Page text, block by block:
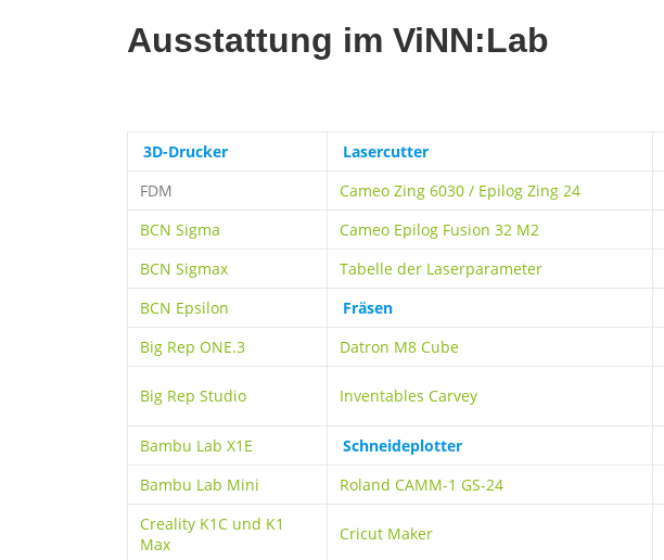
Ausstattung im ViNN:Lab
3D-Drucker Lasercutter
FDM
Cameo Zing 6030 / Epilog Zing 24
BCN Sigma
Cameo Epilog Fusion 32 M2
BCN Sigmax
Tabelle der Laserparameter
BCN Epsilon
Fräsen
Big Rep ONE.3
Datron M8 Cube
Big Rep Studio Inventables Carvey
Bambu Lab X1E
Schneideplotter
Bambu Lab Mini
Roland CAMM-1 GS-24
Creality K1C und K1
Max
Cricut Maker